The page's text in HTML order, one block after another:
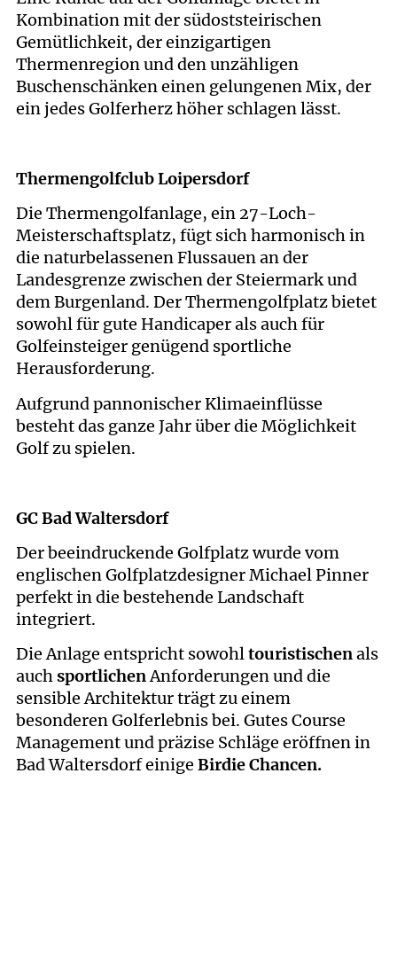
Kombination mit der südoststeirischen
Gemütlichkeit, der einzigartigen
Thermenregion und den unzähligen
Buschenschänken einen gelungenen Mix, der
ein jedes Golferherz höher schlagen lässt.
Thermengolfclub Loipersdorf
Die Thermengolfanlage, ein 27-Loch-
Meisterschaftsplatz, fügt sich harmonisch in
die naturbelassenen Flussauen an der
Landesgrenze zwischen der Steiermark und
dem Burgenland. Der Thermengolfplatz bietet
sowohl für gute Handicaper als auch für
Golfeinsteiger genügend sportliche
Herausforderung.
Aufgrund pannonischer Klimaeinflüsse
besteht das ganze Jahr über die Möglichkeit
Golf zu spielen.
GC Bad Waltersdorf
Der beeindruckende Golfplatz wurde vom
englischen Golfplatzdesigner Michael Pinner
perfekt in die bestehende Landschaft
integriert.
Die Anlage entspricht sowohltouristischenals
auchsportlichenAnforderungen und die
sensible Architektur trägt zu einem
besonderen Golferlebnis bei. Gutes Course
Management und präzise Schläge eröffnen in
Bad Waltersdorf einige Birdie Chancen.